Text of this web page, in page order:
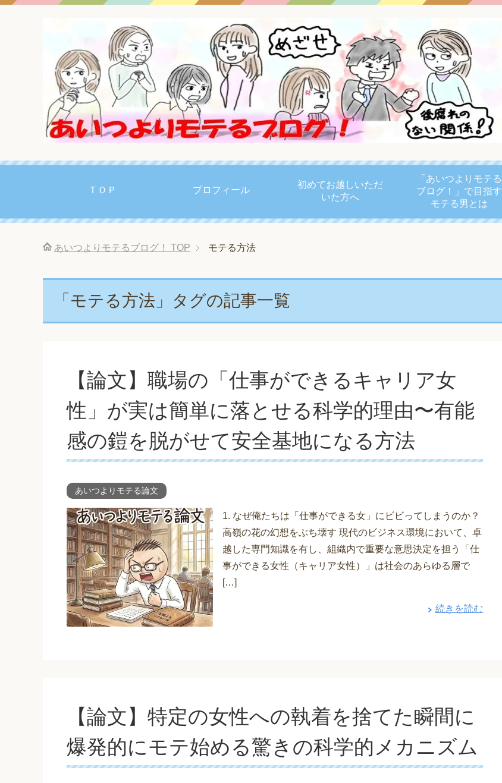
ＴＯＰ プロフィール
初めてお越しいただ
いた方へ
「あいつよりモテる
ブログ！」で目指す
モテる男とは
あいつよりモテるブログ！ TOP モテる方法
「モテる方法」タグの記事一覧
【論文】職場の「仕事ができるキャリア女
性」が実は簡単に落とせる科学的理由〜有能
感の鎧を脱がせて安全基地になる方法
あいつよりモテる論文
1. なぜ俺たちは「仕事ができる女」にビビってしまうのか？
高嶺の花の幻想をぶち壊す 現代のビジネス環境において、卓
越した専門知識を有し、組織内で重要な意思決定を担う「仕
事ができる女性（キャリア女性）」は社会のあらゆる層で
[…]
続きを読む
【論文】特定の女性への執着を捨てた瞬間に
爆発的にモテ始める驚きの科学的メカニズム